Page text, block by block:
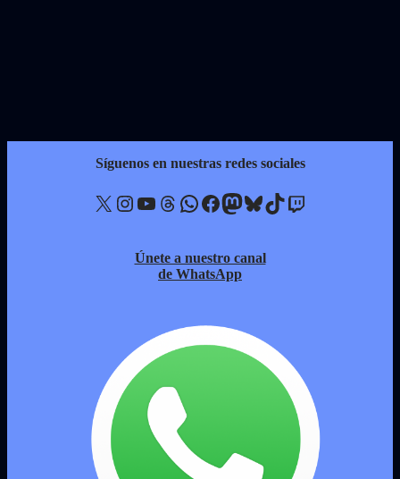
Síguenos en nuestras redes sociales
X Instagram YouTube Threads WhatsApp Facebook Mastodon Bluesky TikTok Twitch
Únete a nuestro canal
de WhatsApp